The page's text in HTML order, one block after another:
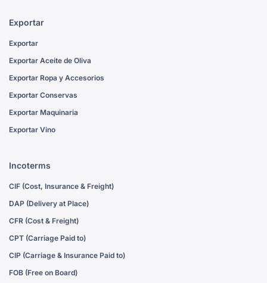
Exportar
Exportar
Exportar Aceite de Oliva
Exportar Ropa y Accesorios
Exportar Conservas
Exportar Maquinaria
Exportar Vino
Incoterms
CIF (Cost, Insurance & Freight)
DAP (Delivery at Place)
CFR (Cost & Freight)
CPT (Carriage Paid to)
CIP (Carriage & Insurance Paid to)
FOB (Free on Board)